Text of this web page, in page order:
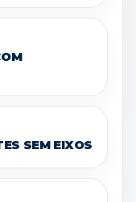
SEM EIXOS